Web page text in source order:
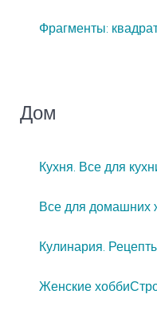
Фрагменты:
Дом
Кухня. Все для
Все для домашних
Кулинария.
Женские хобби